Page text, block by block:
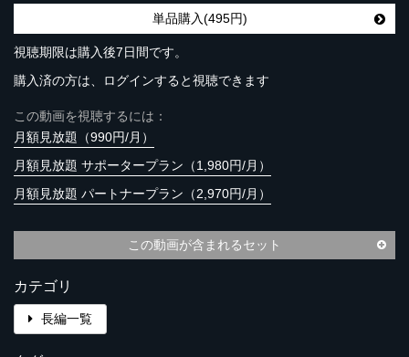
単品購入(495円)
視聴期限は購入後7日間です。
購入済の方は、ログインすると視聴できます
この動画を視聴するには：
月額見放題（990円/月）
月額見放題 サポータープラン（1,980円/月）
月額見放題 パートナープラン（2,970円/月）
この動画が含まれるセット
カテゴリ
長編一覧